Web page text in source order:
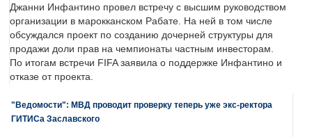
Джанни Инфантино провел встречу с высшим руководством
организации в марокканском Рабате. На ней в том числе
обсуждался проект по созданию дочерней структуры для
продажи доли прав на чемпионаты частным инвесторам.
По итогам встречи FIFA заявила о поддержке Инфантино и
отказе от проекта.
"Ведомости": МВД проводит проверку теперь уже экс-ректора
ГИТИСа Заславского